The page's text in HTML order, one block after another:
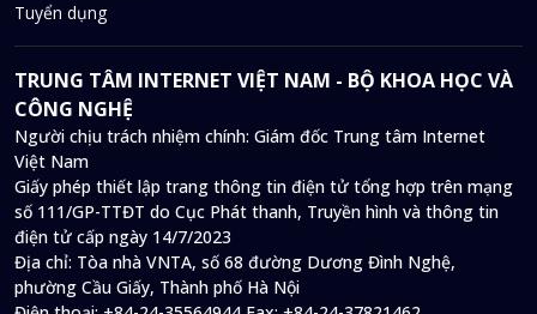
Tuyển dụng
TRUNG TÂM INTERNET VIỆT NAM - BỘ KHOA HỌC VÀ
CÔNG NGHỆ
Người chịu trách nhiệm chính: Giám đốc Trung tâm Internet
Việt Nam
Giấy phép thiết lập trang thông tin điện tử tổng hợp trên mạng
số 111/GP-TTĐT do Cục Phát thanh, Truyền hình và thông tin
điện tử cấp ngày 14/7/2023
Địa chỉ: Tòa nhà VNTA, số 68 đường Dương Đình Nghệ,
phường Cầu Giấy, Thành phố Hà Nội